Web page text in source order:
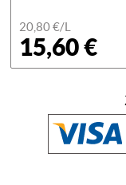
20,80 €/L
15,60 €